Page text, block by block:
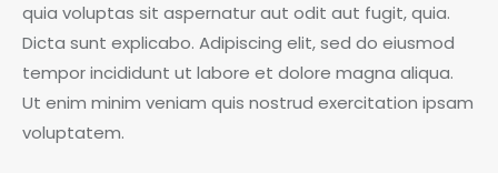
quia voluptas sit aspernatur aut odit aut fugit, quia.
Dicta sunt explicabo. Adipiscing elit, sed do eiusmod
tempor incididunt ut labore et dolore magna aliqua.
Ut enim minim veniam quis nostrud exercitation ipsam
voluptatem.